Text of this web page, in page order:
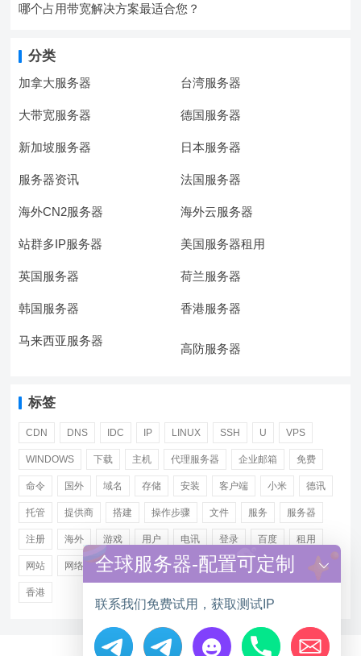
哪个占用带宽解决方案最适合您？
分类
加拿大服务器 台湾服务器
大带宽服务器 德国服务器
新加坡服务器 日本服务器
服务器资讯 法国服务器
海外CN2服务器 海外云服务器
站群多IP服务器 美国服务器租用
英国服务器 荷兰服务器
韩国服务器 香港服务器
马来西亚服务器
高防服务器
标签
CDN DNS IDC IP LINUX SSH U VPS
WINDOWS 下载 主机 代理服务器 企业邮箱 免费
命令 国外 域名 存储 安装 客户端 小米 德讯
托管 提供商 搭建 操作步骤 文件 服务 服务器
注册 海外 游戏 用户 电讯 登录 百度 租用
网站 网络 腾讯 虚拟主机 证书 配置 阿里
香港
全球服务器-配置可定制
联系我们免费试用，获取测试IP